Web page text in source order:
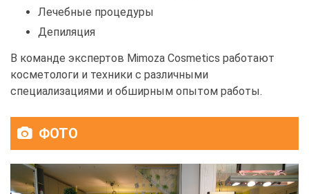
Лечебные процедуры
Депиляция
В команде экспертов Mimoza Cosmetics работают
косметологи и техники с различными
специализациями и обширным опытом работы.
ФОТО